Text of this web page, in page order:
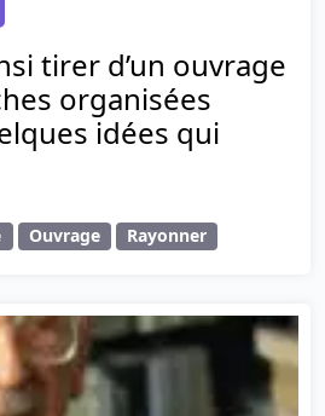
tirer d’un ouvrage
organisées
idées qui
Ouvrage Rayonner